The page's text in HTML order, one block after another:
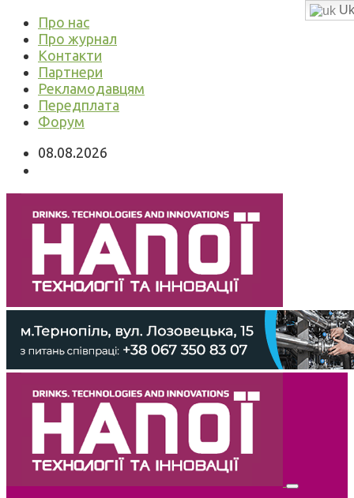
Про нас
Про журнал
Контакти
Партнери
Рекламодавцям
Передплата
Форум
08.08.2026